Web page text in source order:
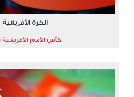
الكرة الأفريقية
كأس الأمم الأفريقية 2025